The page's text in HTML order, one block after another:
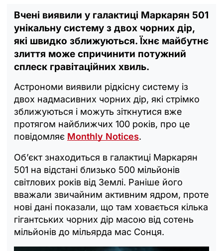
Вчені виявили у галактиці Маркарян 501
унікальну систему з двох чорних дір,
які швидко зближуються. Їхнє майбутнє
злиття може спричинити потужний
сплеск гравітаційних хвиль.
Астрономи виявили рідкісну систему із
двох надмасивних чорних дір, які стрімко
зближуються і можуть зіткнутися вже
протягом найближчих 100 років, про це
повідомляє Monthly Notices.
Об’єкт знаходиться в галактиці Маркарян
501 на відстані близько 500 мільйонів
світлових років від Землі. Раніше його
вважали звичайним активним ядром, проте
нові дані показали, що там ховається кілька
гігантських чорних дір масою від сотень
мільйонів до мільярда мас Сонця.